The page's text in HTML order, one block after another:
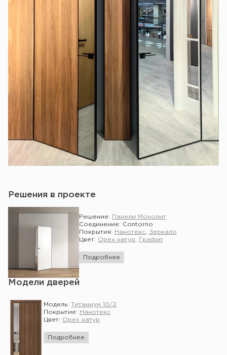
Решения в проекте
Решение:
Панели Монолит
Соединение: Contorno
Покрытия:
Нанотекс
Зеркало
Цвет: Орех натур Графит
Подробнее
Модели дверей
Модель: Титаниум 10/2
Покрытие:
Нанотекс
Цвет: Орех натур
Подробнее